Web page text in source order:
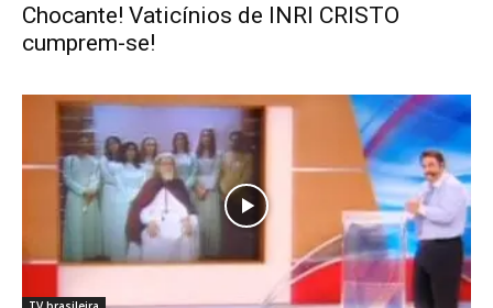
Chocante! Vaticínios de INRI CRISTO
cumprem-se!